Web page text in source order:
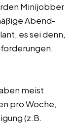
Minijobber
Abend-
es sei denn,
meist
pro Woche,
(z.B.